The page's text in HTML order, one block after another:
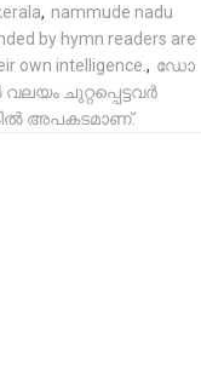
, nammude nadu
by hymn readers are
own intelligence. , ഡോ
ചുറ്റപ്പെട്ടവർ
അപകടമാണ്.